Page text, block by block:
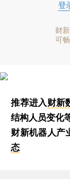
登
财
可
推荐进入财新
结构人员变化
财新机器人产
态